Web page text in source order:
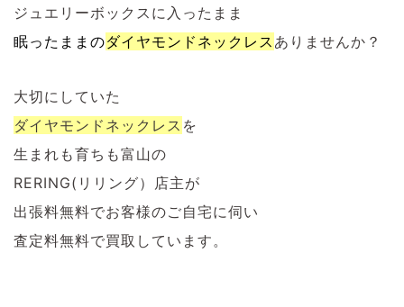
ジュエリーボックスに入ったまま
眠ったままのダイヤモンド ネックレス ありませんか？
大切にしていた
ダイヤモンド ネックレス を
生まれも育ちも富山の
RERING(リリング）店主が
出張料無料でお客様のご自宅に伺い
査定料無料で買取しています。